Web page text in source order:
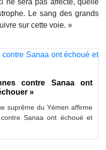
ne sera pas affecté, quelle
Le sang des grands
sur cette voie. »
contre Sanaa ont
»
suprême du Yémen affirme
Sanaa ont échoué et